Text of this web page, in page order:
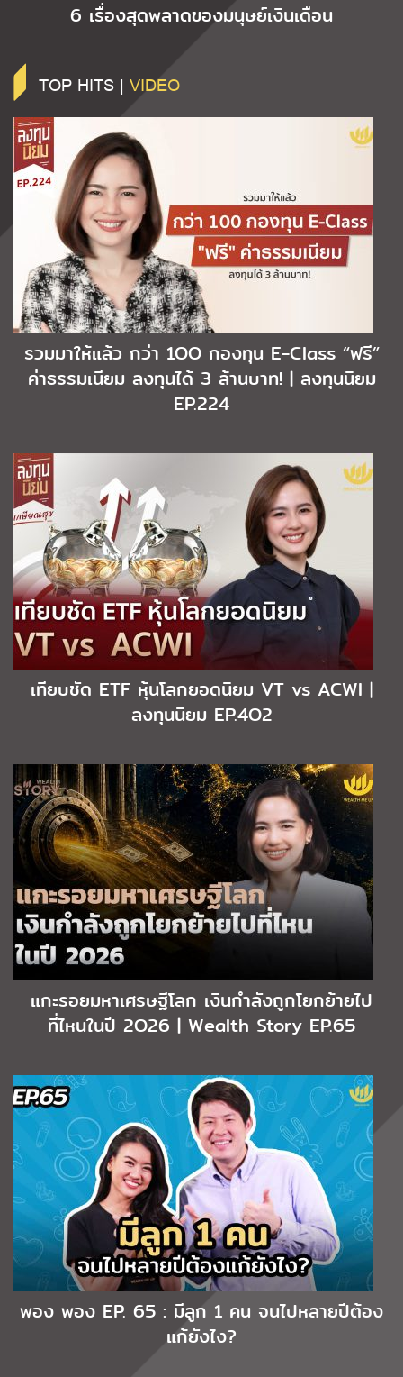
6 เรื่องสุดพลาดของมนุษย์เงินเดือน
TOP HITS | VIDEO
รวมมาให้แล้ว กว่า 1OO กองทุน E-Class “ฟรี”
ค่าธรรมเนียม ลงทุนได้ 3 ล้านบาท! | ลงทุนนิยม
EP.224
เทียบชัด ETF หุ้นโลกยอดนิยม VT vs ACWI |
ลงทุนนิยม EP.4O2
แกะรอยมหาเศรษฐีโลก เงินกำลังถูกโยกย้ายไป
ที่ไหนในปี 2O26 | Wealth Story EP.65
พอง พอง EP. 65 : มีลูก 1 คน จนไปหลายปีต้อง
แก้ยังไง?